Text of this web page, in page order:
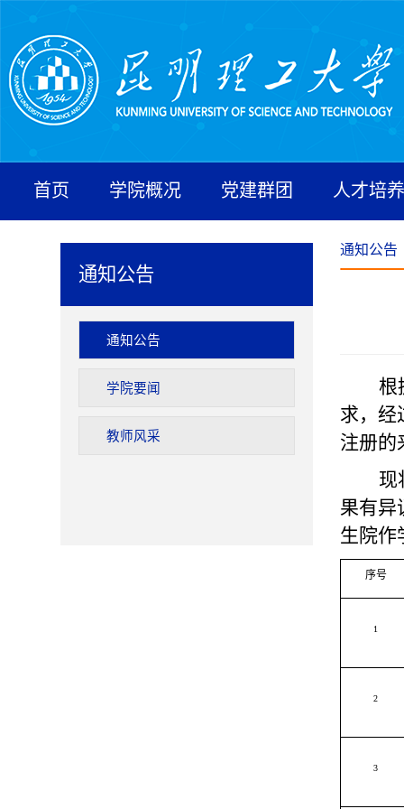
首页 学院概况 党建群团 人才培
通知公告
通知公告
学院要闻
教师风采
通知公告
根
求，经
注册的
现
果有异
生院作
序号
1
2
3